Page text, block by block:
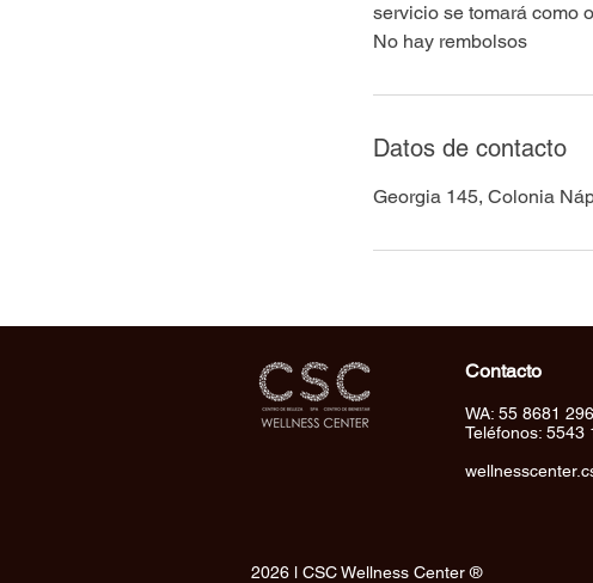
servicio se tomará como
No hay rembolsos
Datos de contacto
Georgia 145, Colonia
Contacto
WA: 55 8681
Teléfonos: 5543
2026 l CSC Wellness Center ®